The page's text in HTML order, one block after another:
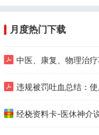
月度热门下载
中医、康复、物理治疗项
违规被罚吐血总结：使用医保基金负面清单（护
经桡资料卡-医休神介